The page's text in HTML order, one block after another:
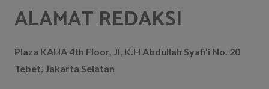
ALAMAT REDAKSI
Plaza KAHA 4th Floor, Jl, K.H Abdullah Syafi’i No. 20
Tebet, Jakarta Selatan